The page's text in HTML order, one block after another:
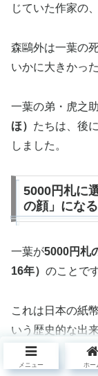
じていた作家の
森鷗外は一葉の
いかに大きかっ
一葉の弟・虎之
ほ） たちは、後
しました。
5000円札に
の顔」にな
一葉が5000円札
16年） のことです
これは日本の紙幣
いう歴史的な出
なぜ一葉が選ば
メニュー ホー